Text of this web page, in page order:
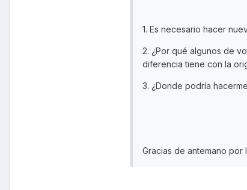
1. Es necesario hacer
2. ¿Por qué algunos de
diferencia tiene con la
3. ¿Donde podría
Gracias de antemano por